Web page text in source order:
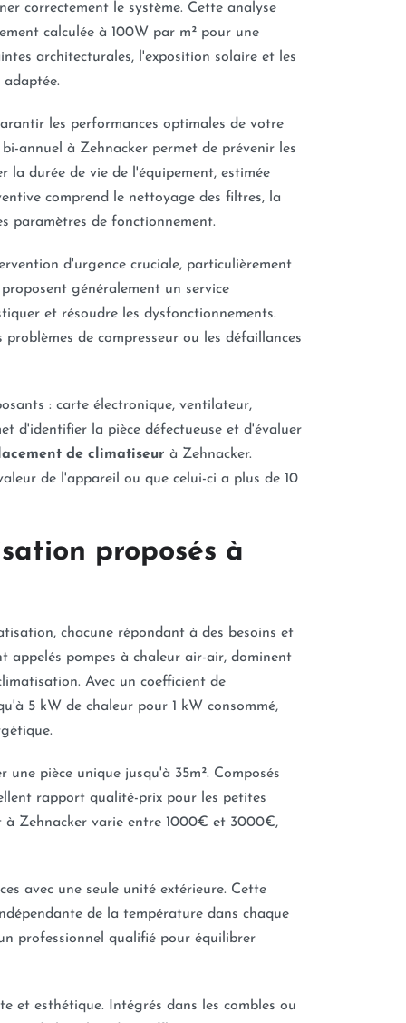
correctement le système. Cette analyse
calculée à 100W par m² pour une
architecturales, l'exposition solaire et les
les performances optimales de votre
annuel à Zehnacker permet de prévenir les
la durée de vie de l'équipement, estimée
comprend le nettoyage des filtres, la
paramètres de fonctionnement.
d'urgence cruciale, particulièrement
généralement un service
et résoudre les dysfonctionnements.
de compresseur ou les défaillances
: carte électronique, ventilateur,
d'identifier la pièce défectueuse et d'évaluer
de climatiseur à Zehnacker.
de l'appareil ou que celui-ci a plus de 10
proposés à
chacune répondant à des besoins et
appelés pompes à chaleur air-air, dominent
Avec un coefficient de
5 kW de chaleur pour 1 kW consommé,
pièce unique jusqu'à 35m². Composés
rapport qualité-prix pour les petites
à Zehnacker varie entre 1000€ et 3000€,
avec une seule unité extérieure. Cette
de la température dans chaque
professionnel qualifié pour équilibrer
et esthétique. Intégrés dans les combles ou